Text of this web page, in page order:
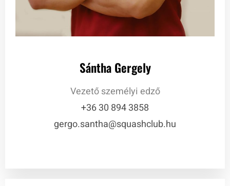
Sántha Gergely
Vezető személyi edző
+36 30 894 3858
gergo.santha@squashclub.hu